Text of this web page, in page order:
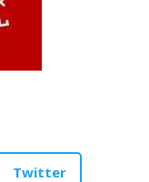
Twitter